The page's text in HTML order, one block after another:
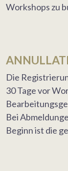
Workshops zu
Die
30 Tage vor
Bei
Beginn ist die